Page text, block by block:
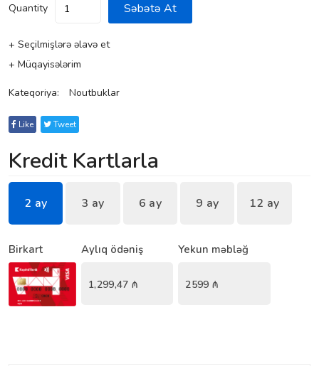
Quantity Səbətə At
+ Seçilmişlərə əlavə et
+ Müqayisələrim
Kateqoriya: Noutbuklar
Like Tweet
Kredit Kartlarla
2 ay 3 ay 6 ay 9 ay 12 ay
Birkart Aylıq ödəniş
1,299,47 ₼
Yekun məbləğ
2599 ₼